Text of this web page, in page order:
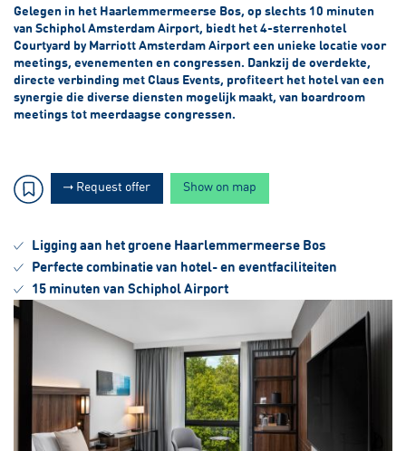
Gelegen in het Haarlemmermeerse Bos, op slechts 10 minuten
van Schiphol Amsterdam Airport, biedt het 4-sterrenhotel
Courtyard by Marriott Amsterdam Airport een unieke locatie voor
meetings, evenementen en congressen. Dankzij de overdekte,
directe verbinding met Claus Events, profiteert het hotel van een
synergie die diverse diensten mogelijk maakt, van boardroom
meetings tot meerdaagse congressen.
Request offer Show on map
Ligging aan het groene Haarlemmermeerse Bos
Perfecte combinatie van hotel- en eventfaciliteiten
15 minuten van Schiphol Airport